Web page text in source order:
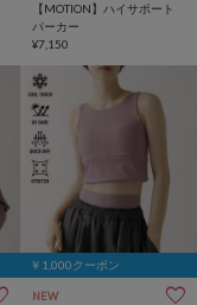
【MOTION】ハイサポート
パーカー
¥7,150
￥1,000クーポン
NEW